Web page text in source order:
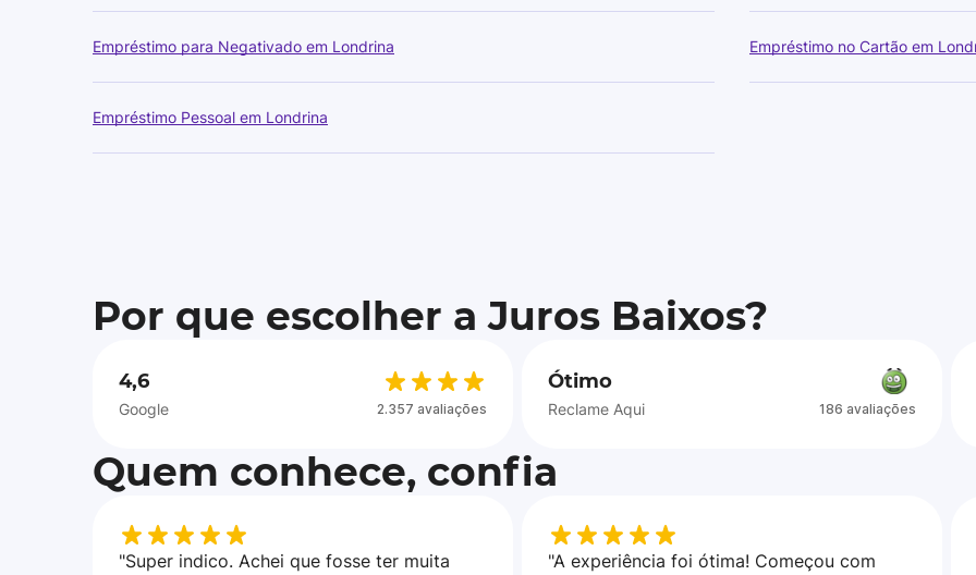
Empréstimo para Negativado em Londrina Empréstimo no Cartão em
Empréstimo Pessoal em Londrina
Por que escolher a Juros Baixos?
4,6
Google 2.357 avaliações
Ótimo
Reclame Aqui 186 avaliações
Quem conhece, confia
"Super indico. Achei que fosse ter muita
"A experiência foi ótima! Começou com